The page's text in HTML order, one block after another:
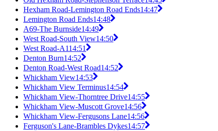
Hexham Road-Lemington Road Ends14:47
Lemington Road Ends14:48
A69-The Burnside14:49
West Road-South View14:50
West Road-A114:51
Denton Burn14:52
Denton Road-West Road14:52
Whickham View14:53
Whickham View Terminus14:54
Whickham View-Thorntree Drive14:55
Whickham View-Muscott Grove14:56
Whickham View-Fergusons Lane14:56
Ferguson's Lane-Brambles Dykes14:57